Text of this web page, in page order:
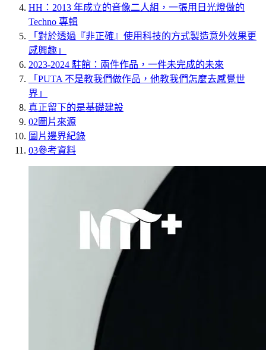
HH：2013 年成立的音像二人組，一張用日光燈做的
Techno 專輯
「對於透過『非正確』使用科技的方式製造意外效果更
感興趣」
2023-2024 駐館：兩件作品，一件未完成的未來
「PUTA 不是教我們做作品，他教我們怎麼去感覺世
界」
真正留下的是基礎建設
02 圖片來源
圖片邊界紀錄
03參考資料